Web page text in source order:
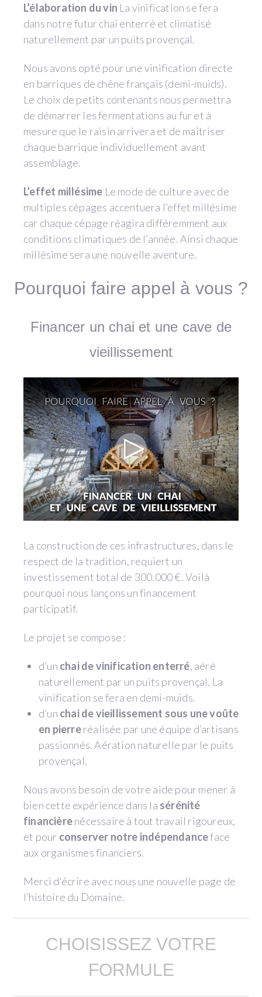
L’élaboration du vin La vinification se fera
dans notre futur chai enterré et climatisé
naturellement par un puits provençal.
Nous avons opté pour une vinification directe
en barriques de chêne français (demi-muids).
Le choix de petits contenants nous permettra
de démarrer les fermentations au fur et à
mesure que le raisin arrivera et de maitriser
chaque barrique individuellement avant
assemblage.
L’effet millésime Le mode de culture avec de
multiples cépages accentuera l’effet millésime
car chaque cépage réagira différemment aux
conditions climatiques de l’année. Ainsi chaque
millésime sera une nouvelle aventure.
Pourquoi faire appel à vous ?
Financer un chai et une cave de
vieillissement
La construction de ces infrastructures, dans le
respect de la tradition, requiert un
investissement total de 300.000 €. Voilà
pourquoi nous lançons un financement
participatif.
Le projet se compose :
d’un chai de vinification enterré, aéré
naturellement par un puits provençal. La
vinification se fera en demi-muids.
d’un chai de vieillissement sous une voûte
en pierreréalisée par une équipe d’artisans
passionnés. Aération naturelle par le puits
provençal.
Nous avons besoin de votre aide pour mener à
bien cette expérience dans la sérénité
financièrenécessaire à tout travail rigoureux,
et pour conserver notre indépendanceface
aux organismes financiers.
Merci d’écrire avec nous une nouvelle page de
l’histoire du Domaine.
CHOISISSEZ VOTRE
FORMULE